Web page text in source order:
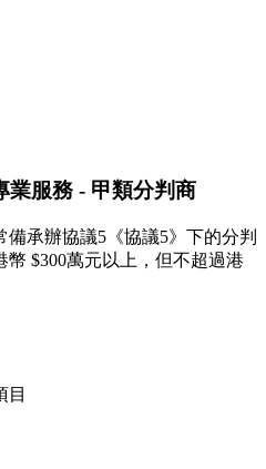
業服務 - 甲類分判商
承辦協議5《協議5》下的分判
$300萬元以上，但不超過港
目